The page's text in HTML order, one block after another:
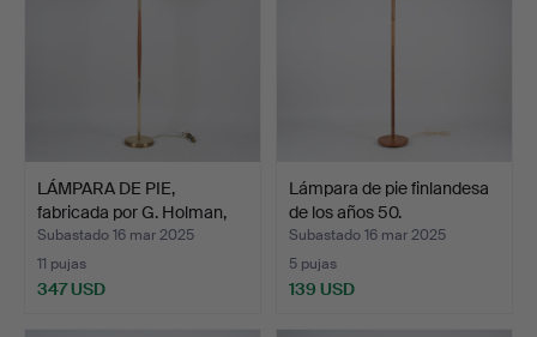
LÁMPARA DE PIE,
fabricada por G. Holman,
F…
Subastado 16 mar 2025
11 pujas
347 USD
Lámpara de pie finlandesa
de los años 50.
Subastado 16 mar 2025
5 pujas
139 USD